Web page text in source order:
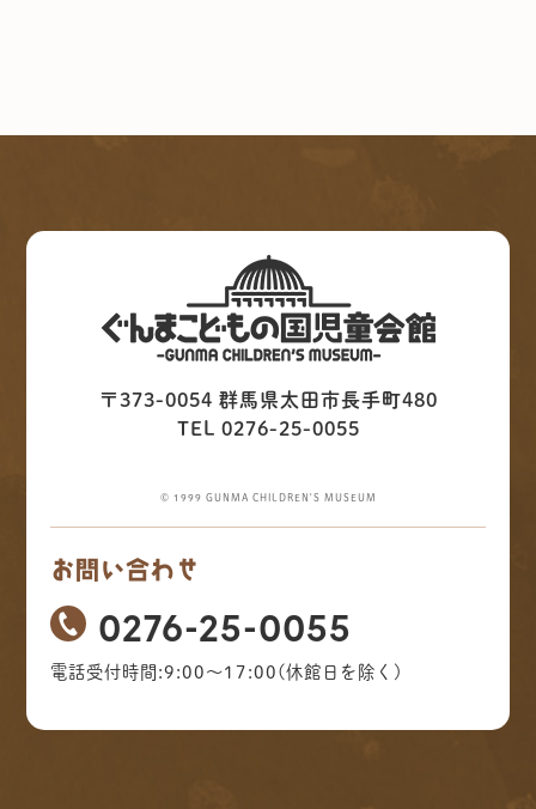
〒373-0054 群馬県太田市長手町480
TEL 0276-25-0055
© 1999 GUNMA CHILDREN'S MUSEUM
お問い合わせ
0276-25-0055
電話受付時間:9:00～17:00(休館日を除く)